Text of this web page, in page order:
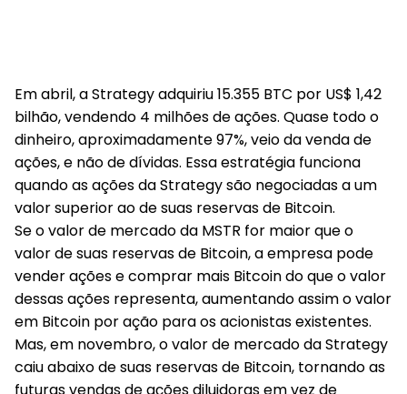
Em abril, a Strategy adquiriu 15.355 BTC por US$ 1,42
bilhão, vendendo 4 milhões de ações. Quase todo o
dinheiro, aproximadamente 97%, veio da venda de
ações, e não de dívidas. Essa estratégia funciona
quando as ações da Strategy são negociadas a um
valor superior ao de suas reservas de Bitcoin.
Se o valor de mercado da MSTR for maior que o
valor de suas reservas de Bitcoin, a empresa pode
vender ações e comprar mais Bitcoin do que o valor
dessas ações representa, aumentando assim o valor
em Bitcoin por ação para os acionistas existentes.
Mas, em novembro, o valor de mercado da Strategy
caiu abaixo de suas reservas de Bitcoin, tornando as